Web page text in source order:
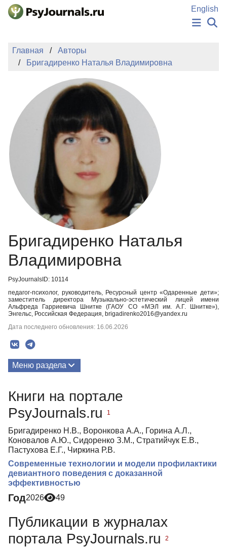
Перейти к основному содержанию
English
ИЗДАНИЯ
АВТОРЫ
ПОДАТЬ РУКОПИСЬ
БАЗА ЗНАНИЙ
КЛЮЧЕВЫЕ СЛОВА
Регистрация
Главная
Авторы
Бригадиренко Наталья Владимировна
Бригадиренко Наталья
Владимировна
PsyJournalsID: 10114
педагог-психолог, руководитель, Ресурсный центр «Одаренные дети»;
заместитель директора Музыкально-эстетический лицей имени
Альфреда Гарриевича Шнитке (ГАОУ СО «МЭЛ им. А.Г. Шнитке»),
Энгельс, Российская Федерация, brigadirenko2016@yandex.ru
Дата последнего обновления: 16.06.2026
Меню раздела
Книги на портале
PsyJournals.ru
1
Бригадиренко Н.В., Воронкова А.А., Горина А.Л.,
Коновалов А.Ю., Сидоренко З.М., Стратийчук Е.В.,
Пастухова Е.Г., Чиркина Р.В.
Современные технологии и модели профилактики
девиантного поведения с доказанной
эффективностью
Год2026 49
Публикации в журналах
портала PsyJournals.ru
2